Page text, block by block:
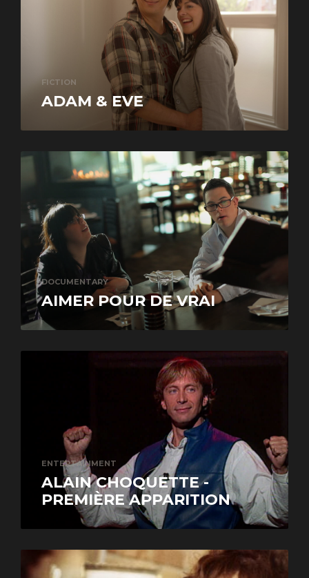
FICTION
ADAM & EVE
DOCUMENTARY
AIMER POUR DE VRAI
ENTERTAINMENT
ALAIN CHOQUETTE -
PREMIÈRE APPARITION